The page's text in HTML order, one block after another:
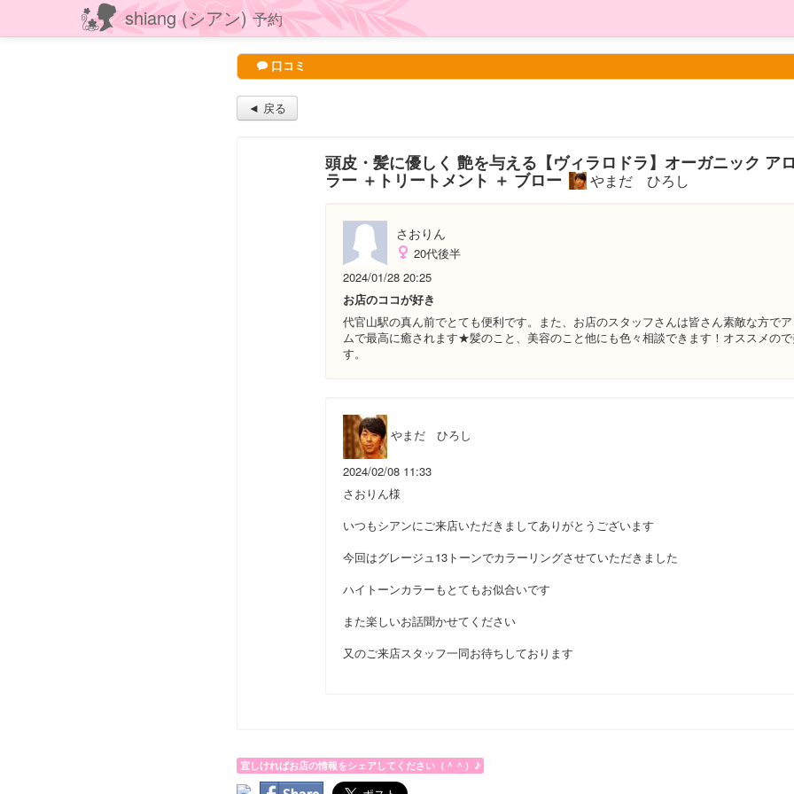
shiang (シアン)予約
口コミ
◄ 戻る
頭皮・髪に優しく 艶を与える【ヴィラロドラ】オーガニック ア
ラー ＋トリートメント ＋ ブロー やまだ ひろし
さおりん
20代後半
2024/01/28 20:25
お店のココが好き
代官山駅の真ん前でとても便利です。また、お店のスタッフさんは皆さん素敵な方で
ムで最高に癒されます★髪のこと、美容のこと他にも色々相談できます！オススメの
す。
やまだ ひろし
2024/02/08 11:33
さおりん様
いつもシアンにご来店いただきましてありがとうございます
今回はグレージュ13トーンでカラーリングさせていただきました
ハイトーンカラーもとてもお似合いです
また楽しいお話聞かせてください
又のご来店スタッフ一同お待ちしております
宜しければお店の情報をシェアしてください（＾＾）♪